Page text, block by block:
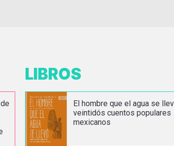
LIBROS
El hombre que el agua se
veintidós cuentos populares
mexicanos